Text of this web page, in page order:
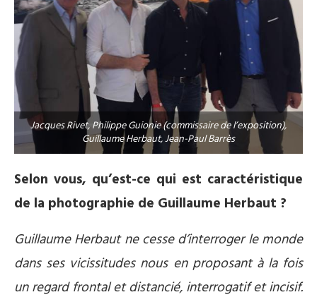
Jacques Rivet, Philippe Guionie (commissaire de l’exposition),
Guillaume Herbaut, Jean-Paul Barrès
Selon vous, qu’est-ce qui est caractéristique
de la photographie de Guillaume Herbaut ?
Guillaume Herbaut ne cesse d’interroger le monde
dans ses vicissitudes nous en proposant à la fois
un regard frontal et distancié, interrogatif et incisif.